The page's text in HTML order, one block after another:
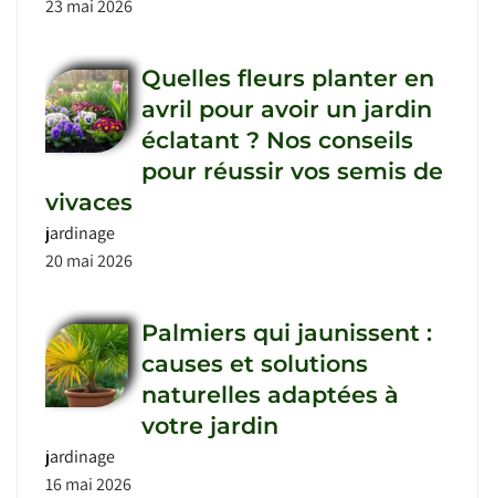
23 mai 2026
Quelles fleurs planter en
avril pour avoir un jardin
éclatant ? Nos conseils
pour réussir vos semis de
vivaces
jardinage
20 mai 2026
Palmiers qui jaunissent :
causes et solutions
naturelles adaptées à
votre jardin
jardinage
16 mai 2026